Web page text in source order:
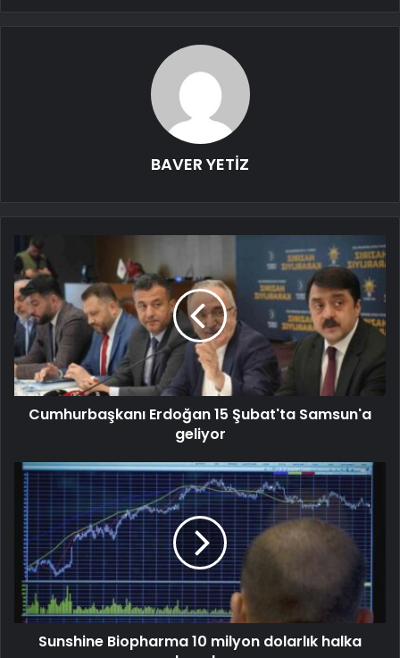
BAVER YETİZ
Cumhurbaşkanı Erdoğan 15 Şubat'ta Samsun'a
geliyor
Sunshine Biopharma 10 milyon dolarlık halka